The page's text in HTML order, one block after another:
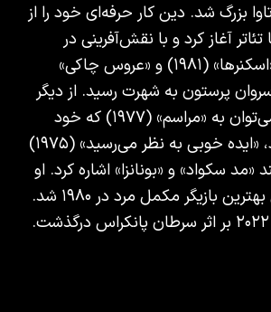
بزرگ شد. دین کار حرفه‌ای خود را از
دهه ۱۹۵۰ با تئاتر آغاز کرد و با نقش‌آفرینی در
فیلم‌هایی مانند «اسکنرها» (۱۹۸۱) و «عروس چاکی»
سروان پرستون به شهرت رسید. از دیگر
آثار برجسته‌اش می‌توان به «مراسم» (۱۹۷۷) که خود
تهیه‌کننده‌اش بود، «ایده خوبی به نظر می‌رسید» (۱۹۷۵)
«مد سکواد» و «بونانزا» اشاره کرد. او
نامزد جایزه جینی بهترین بازیگر مکمل مرد در ۱۹۸۰ شد.